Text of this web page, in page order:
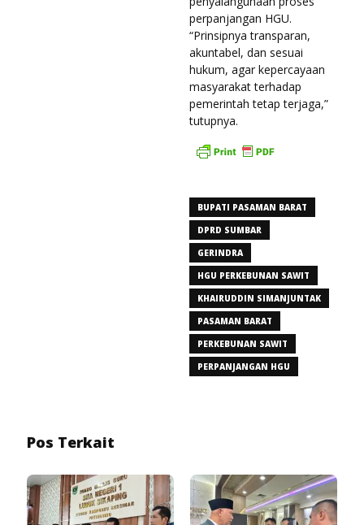
perpanjangan HGU.
“Prinsipnya transparan,
akuntabel, dan sesuai
hukum, agar kepercayaan
masyarakat terhadap
pemerintah tetap terjaga,”
tutupnya.
BUPATI PASAMAN BARAT
DPRD SUMBAR
GERINDRA
HGU PERKEBUNAN SAWIT
KHAIRUDDIN SIMANJUNTAK
PASAMAN BARAT
PERKEBUNAN SAWIT
PERPANJANGAN HGU
Pos Terkait